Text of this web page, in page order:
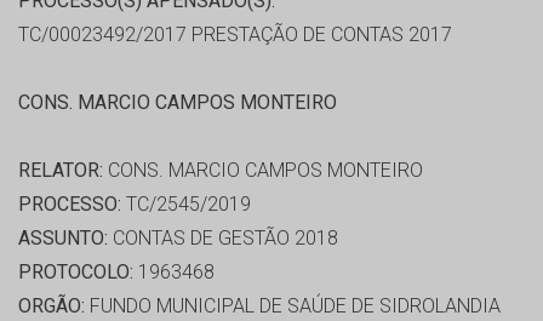
TC/00023492/2017 PRESTAÇÃO DE CONTAS 2017
CONS. MARCIO CAMPOS MONTEIRO
RELATOR: CONS. MARCIO CAMPOS MONTEIRO
PROCESSO: TC/2545/2019
ASSUNTO: CONTAS DE GESTÃO 2018
PROTOCOLO: 1963468
ORGÃO: FUNDO MUNICIPAL DE SAÚDE DE SIDROLANDIA